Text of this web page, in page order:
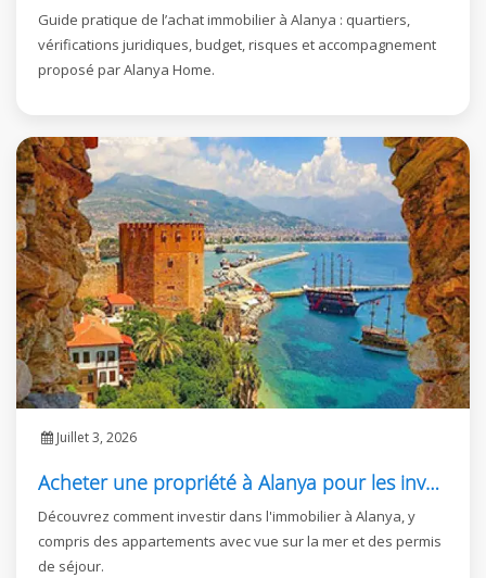
Guide pratique de l’achat immobilier à Alanya : quartiers,
vérifications juridiques, budget, risques et accompagnement
proposé par Alanya Home.
Juillet 3, 2026
Acheter une propriété à Alanya pour les investisseurs étrangers
Découvrez comment investir dans l'immobilier à Alanya, y
compris des appartements avec vue sur la mer et des permis
de séjour.